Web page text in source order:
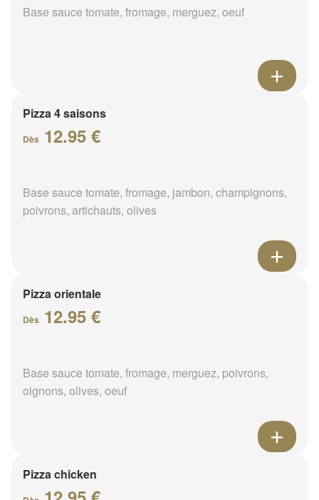
Base sauce tomate, fromage, merguez, oeuf
Pizza 4 saisons
Dès 12.95 €
Base sauce tomate, fromage, jambon, champignons,
poivrons, artichauts, olives
Pizza orientale
Dès 12.95 €
Base sauce tomate, fromage, merguez, poivrons,
oignons, olives, oeuf
Pizza chicken